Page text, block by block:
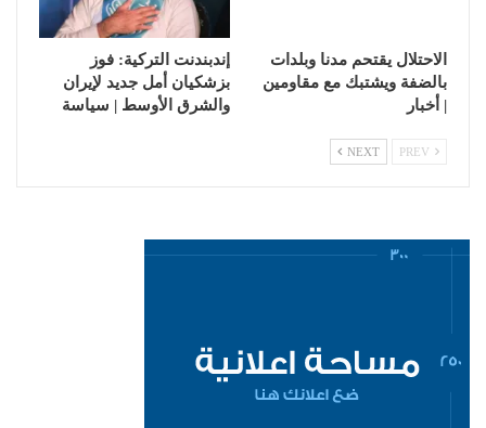
الاحتلال يقتحم مدنا وبلدات
بالضفة ويشتبك مع مقاومين
| أخبار
إندبندنت التركية: فوز
بزشكيان أمل جديد لإيران
والشرق الأوسط | سياسة
NEXT